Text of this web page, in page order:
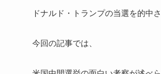
ドナルド・トランプの当選を的中
今回の記事では、